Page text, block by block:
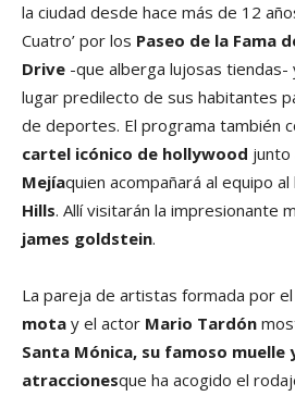
la ciudad desde hace más de 12
Cuatro’ por los Paseo de la Fama
Drive -que alberga lujosas tiendas-
lugar predilecto de sus habitantes
de deportes. El programa también
cartel icónico de hollywood junto
Mejíaquien acompañará al equipo
Hills. Allí visitarán la impresionante
james goldstein.
La pareja de artistas formada por
mota y el actor Mario Tardón
Santa Mónica, su famoso muelle
atraccionesque ha acogido el